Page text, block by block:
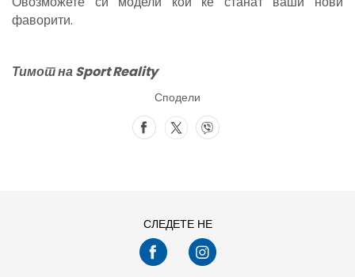
фаворити.
Тимотна Sport Reality
Сподели
СЛЕДЕТЕ НЕ